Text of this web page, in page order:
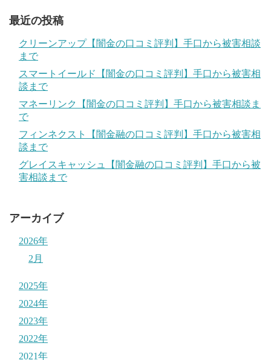
最近の投稿
クリーンアップ【闇金の口コミ評判】手口から被害相談
まで
スマートイールド【闇金の口コミ評判】手口から被害相
談まで
マネーリンク【闇金の口コミ評判】手口から被害相談ま
で
フィンネクスト【闇金融の口コミ評判】手口から被害相
談まで
グレイスキャッシュ【闇金融の口コミ評判】手口から被
害相談まで
アーカイブ
2026年
2月
2025年
2024年
2023年
2022年
2021年